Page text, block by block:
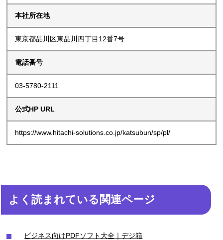
本社所在地
東京都品川区東品川四丁目12番7号
電話番号
03-5780-2111
公式HP URL
https://www.hitachi-solutions.co.jp/katsubun/sp/pl/
よく読まれている関連ページ
ビジネス向けPDFソフト大全｜デジ箱